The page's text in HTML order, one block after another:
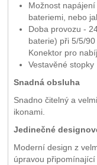
Možnost
bateriemi, nebo
Doba provozu -
baterie) při 5/5/90
Konektor pro
Vestavěné stopky
Snadná obsluha
Snadno čitelný a
ikonami.
Jedinečné
Moderní design z
úpravou